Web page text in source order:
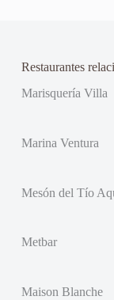
Restaurantes
Marisquería Villa
Marina Ventura
Mesón del Tío
Metbar
Maison Blanche